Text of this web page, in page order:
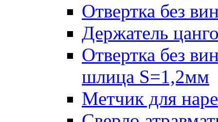
Отвертка без
Держатель
Отвертка без
шлица S=1,2мм
Метчик для